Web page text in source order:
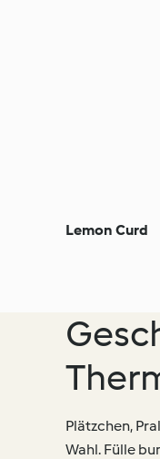
Lemon Curd
Plätzchen,
Wahl. Fülle